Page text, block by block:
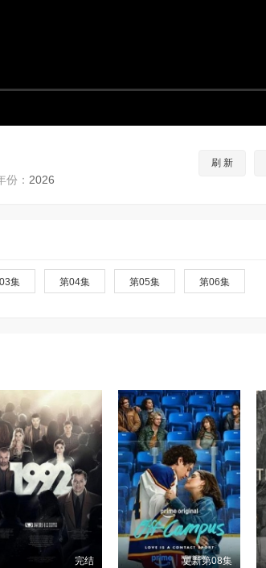
刷 新
份： 2026
集 第04集 第05集 第06集
完结 更新第08集